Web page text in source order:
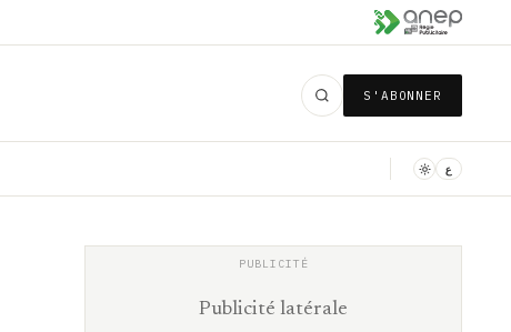
S'ABONNER
ع
Publicité latérale